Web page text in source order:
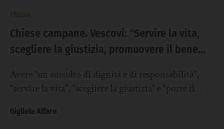
Chiese campane. Vescovi: “Servire la vita,
scegliere la giustizia, promuovere il bene
Avere “un sussulto di dignità e di responsabilità”,
“servire la vita”, “scegliere la giustizia” e “porre il
Gigliola Alfaro